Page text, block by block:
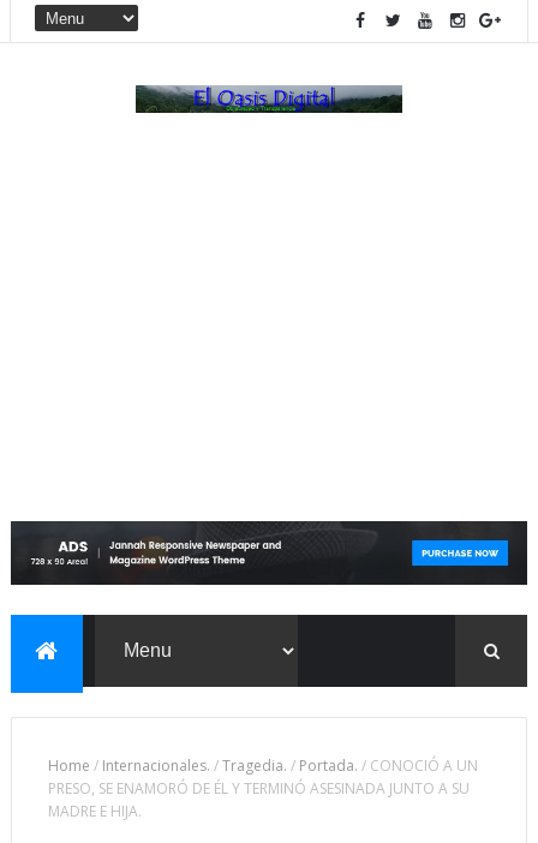
Home / Internacionales. /Tragedia. / Portada. / CONOCIÓ A UN
PRESO, SE ENAMORÓ DE ÉL Y TERMINÓ ASESINADA JUNTO A SU
MADRE E HIJA.